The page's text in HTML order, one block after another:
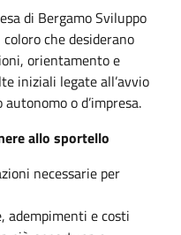
di Bergamo Sviluppo
che desiderano
orientamento e
iniziali legate all’avvio
o d’impresa.
allo sportello
necessarie per
adempimenti e costi